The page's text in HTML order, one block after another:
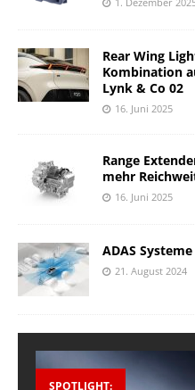
Rear Wing
Kombination
Lynk & Co 02
16. Juni 2025
Range
mehr
16. Juni 2025
ADAS Systeme
21. August 2024
SPOTLIGHT: